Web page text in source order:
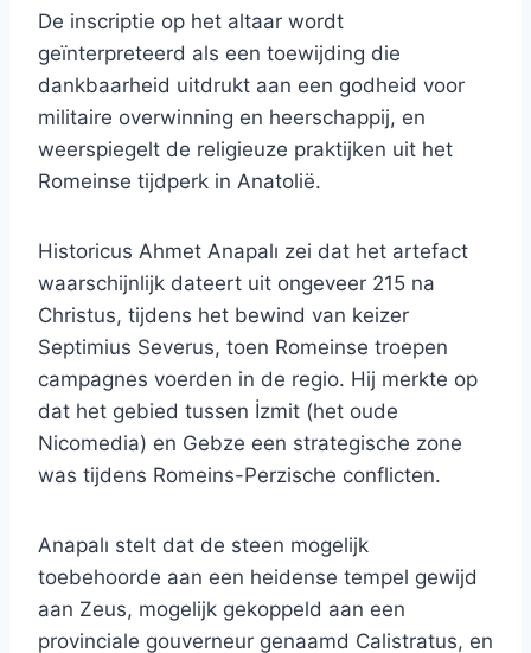
De inscriptie op het altaar wordt
geïnterpreteerd als een toewijding die
dankbaarheid uitdrukt aan een godheid voor
militaire overwinning en heerschappij, en
weerspiegelt de religieuze praktijken uit het
Romeinse tijdperk in Anatolië.
Historicus Ahmet Anapalı zei dat het artefact
waarschijnlijk dateert uit ongeveer 215 na
Christus, tijdens het bewind van keizer
Septimius Severus, toen Romeinse troepen
campagnes voerden in de regio. Hij merkte op
dat het gebied tussen İzmit (het oude
Nicomedia) en Gebze een strategische zone
was tijdens Romeins-Perzische conflicten.
Anapalı stelt dat de steen mogelijk
toebehoorde aan een heidense tempel gewijd
aan Zeus, mogelijk gekoppeld aan een
provinciale gouverneur genaamd Calistratus, en